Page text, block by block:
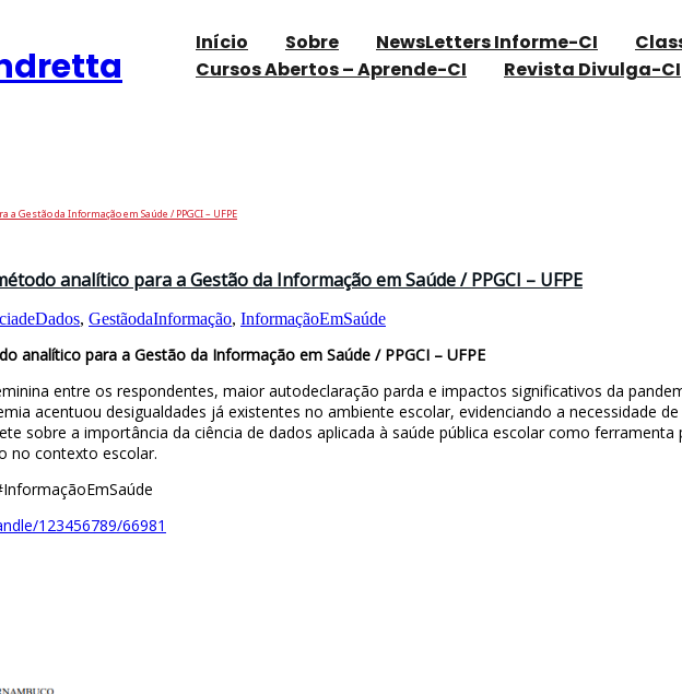
Início Sobre NewsLetters Informe-CI
Cursos Abertos – Aprende-CI
Revista Divulga-CI
Gestão da Informação em Saúde / PPGCI – UFPE
analítico para a Gestão da Informação em Saúde / PPGCI – UFPE
, GestãodaInformação, InformaçãoEmSaúde
analítico para a Gestão da Informação em Saúde / PPGCI – UFPE
entre os respondentes, maior autodeclaração parda e impactos significativos da
acentuou desigualdades já existentes no ambiente escolar, evidenciando a necessidade
sobre a importância da ciência de dados aplicada à saúde pública escolar como
no contexto escolar.
123456789/66981